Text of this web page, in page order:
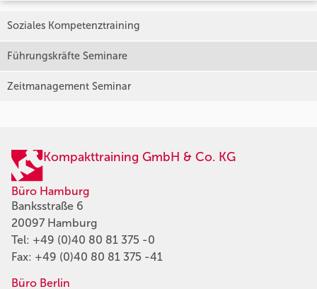
Soziales Kompetenztraining
Führungskräfte Seminare
Zeitmanagement Seminar
Kompakttraining GmbH & Co. KG
Büro Hamburg
Banksstraße 6
20097 Hamburg
Tel: +49 (0)40 80 81 375 -0
Fax: +49 (0)40 80 81 375 -41
Büro Berlin